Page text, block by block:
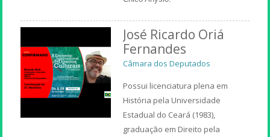
José Ricardo Oriá
Fernandes
Câmara dos Deputados
Possui licenciatura plena em
História pela Universidade
Estadual do Ceará (1983),
graduação em Direito pela